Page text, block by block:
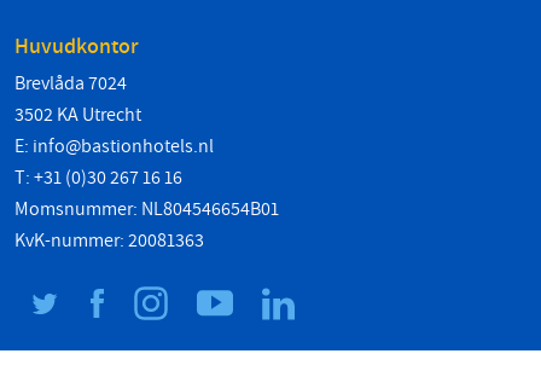
Huvudkontor
Brevlåda 7024
3502 KA Utrecht
E: info@bastionhotels.nl
T: +31 (0)30 267 16 16
Momsnummer: NL804546654B01
KvK-nummer: 20081363